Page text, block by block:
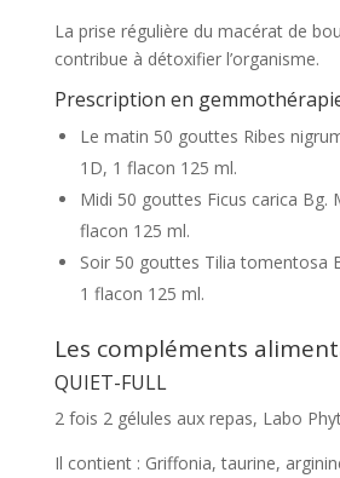
La prise régulière du macérat de
contribue à détoxifier l’organisme.
Prescription en
Le matin 50 gouttes Ribes
1D, 1 flacon 125 ml.
Midi 50 gouttes Ficus carica Bg.
flacon 125 ml.
Soir 50 gouttes Tilia tomentosa
1 flacon 125 ml.
Les compléments
QUIET-FULL
2 fois 2 gélules aux repas, Labo
Il contient : Griffonia, taurine,